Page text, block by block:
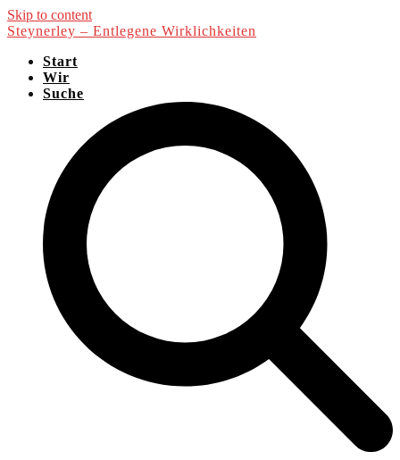
Skip to content
Steynerley – Entlegene Wirklichkeiten
Start
Wir
Suche